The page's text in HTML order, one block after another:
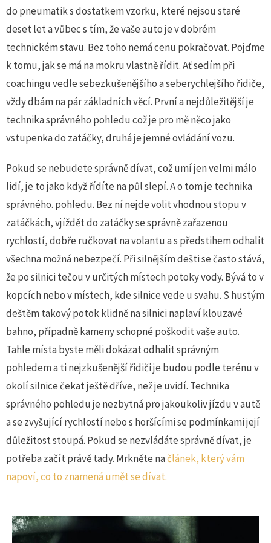
do pneumatik s dostatkem vzorku, které nejsou staré
deset let a vůbec s tím, že vaše auto je v dobrém
technickém stavu. Bez toho nemá cenu pokračovat. Pojďme
k tomu, jak se má na mokru vlastně řídit. Ať sedím při
coachingu vedle sebezkušenějšího a seberychlejšího řidiče,
vždy dbám na pár základních věcí. První a nejdůležitější je
technika správného pohledu což je pro mě něco jako
vstupenka do zatáčky, druhá je jemné ovládání vozu.
Pokud se nebudete správně dívat, což umí jen velmi málo
lidí, je to jako když řídíte na půl slepí. A o tom je technika
správného. pohledu. Bez ní nejde volit vhodnou stopu v
zatáčkách, vjíždět do zatáčky se správně zařazenou
rychlostí, dobře ručkovat na volantu a s předstihem odhalit
všechna možná nebezpečí. Při silnějším dešti se často stává,
že po silnici tečou v určitých místech potoky vody. Bývá to v
kopcích nebo v místech, kde silnice vede u svahu. S hustým
deštěm takový potok klidně na silnici naplaví klouzavé
bahno, případně kameny schopné poškodit vaše auto.
Tahle místa byste měli dokázat odhalit správným
pohledem a ti nejzkušenější řidiči je budou podle terénu v
okolí silnice čekat ještě dříve, než je uvidí. Technika
správného pohledu je nezbytná pro jakoukoliv jízdu v autě
a se zvyšující rychlostí nebo s horšícími se podmínkami její
důležitost stoupá. Pokud se nezvládáte správně dívat, je
potřeba začít právě tady. Mrkněte načlánek, který vám
napoví, co to znamená umět se dívat.